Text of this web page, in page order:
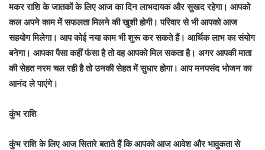
मकर राशि के जातकों के लिए आज का दिन लाभदायक और सुखद रहेगा। आपको
कल अपने काम में सफलता मिलने की खुशी होगी। परिवार से भी आपको आज
सहयोग मिलेगा। आप कोई नया काम भी शुरू कर सकते हैं। आर्थिक लाभ का संयोग
बनेगा। आपका पैसा कहीं फंसा है तो वह आपको मिल सकता है। अगर आपकी माता
की सेहत नरम चल रही है तो उनकी सेहत में सुधार होगा। आप मनपसंद भोजन का
आनंद ले पाएंगे।
कुंभ राशि
कुंभ राशि के लिए आज सितारे बताते हैं कि आपको आज आवेश और भावुकता से